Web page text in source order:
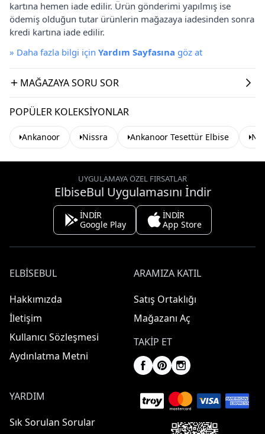
kartına hemen iade edilir. Ürün gönderimi yapılmış ise
ödemiş olduğun tutar ürünlerin mağazaya iadesinden sonra
kredi kartına iade edilir.
» Daha fazla bilgi için Yardım Sayfasına göz at
MAĞAZAYA SORU SOR
POPÜLER KOLEKSIYONLAR
Ankanoor Nissra Ankanoor Tesettür Elbise
UYGULAMAYA ÖZEL FIRSATLAR
ElbiseBul Uygulamasını İndir
İNDİR
Google Play
İNDİR
App Store
ELBISEBUL
Hakkımızda
İletişim
Kullanıcı Sözleşmesi
Aydınlatma Metni
ARAMIZA KATIL
Satış Ortaklığı
Mağazanı Aç
TAKIP ET
YARDIM
Sık Sorulan Sorular